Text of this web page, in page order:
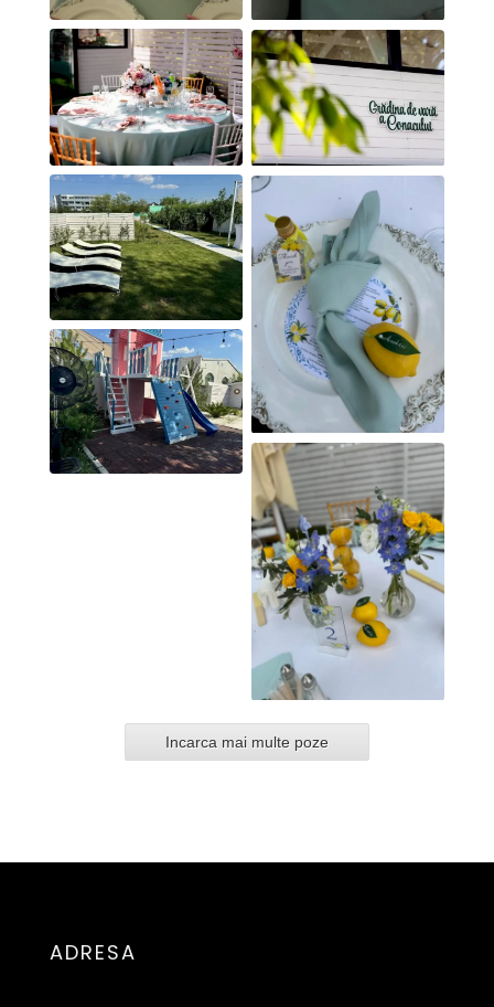
Incarca mai multe poze
ADRESA